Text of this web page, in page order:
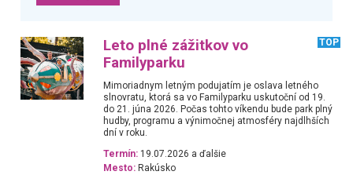
Leto plné zážitkov vo
Familyparku
TOP
Mimoriadnym letným podujatím je oslava letného
slnovratu, ktorá sa vo Familyparku uskutoční od 19.
do 21. júna 2026. Počas tohto víkendu bude park plný
hudby, programu a výnimočnej atmosféry najdlhších
dní v roku.
Termín: 19.07.2026 a ďalšie
Mesto: Rakúsko